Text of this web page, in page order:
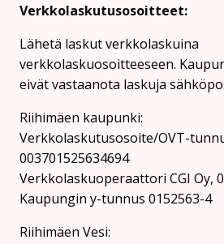
Verkkolaskutusosoitteet:
Lähetä laskut verkkolaskuina
verkkolaskuosoitteeseen.
eivät vastaanota laskuja
Riihimäen kaupunki:
Verkkolaskutusosoite/OVT-
003701525634694
Verkkolaskuoperaattori CGI Oy,
Kaupungin y-tunnus 0152563-4
Rii­hi­mäen Vesi: